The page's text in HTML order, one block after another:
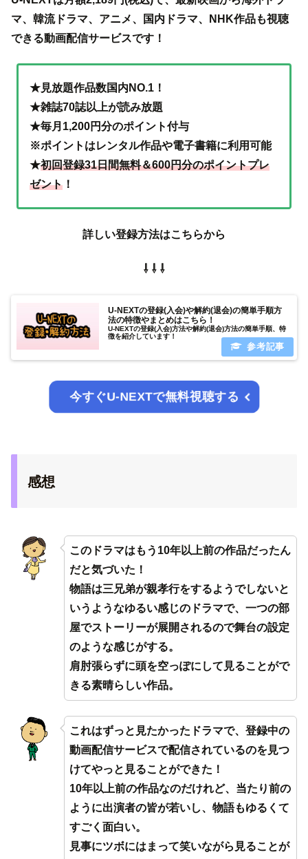
マ、韓流ドラマ、アニメ、国内ドラマ、NHK作品も視聴
できる動画配信サービスです！
★見放題作品数国内NO.1！
★雑誌70誌以上が読み放題
★毎月1,200円分のポイント付与
※ポイントはレンタル作品や電子書籍に利用可能
★初回登録31日間無料＆600円分のポイントプレ
ゼント ！
詳しい登録方法はこちらから
⇩ ⇩ ⇩
U-NEXTの登録(入会)や解約(退会)の簡単手順方
法の特徴やまとめはこちら！
U-NEXTの登録(入会)方法や解約(退会)方法の簡単手順、特
徴を紹介しています！
今すぐU-NEXTで無料視聴する
感想
このドラマはもう10年以上前の作品だったん
だと気づいた！
物語は三兄弟が親孝行をするようでしないと
いうようなゆるい感じのドラマで、一つの部
屋でストーリーが展開されるので舞台の設定
のような感じがする。
肩肘張らずに頭を空っぽにして見ることがで
きる素晴らしい作品。
これはずっと見たかったドラマで、登録中の
動画配信サービスで配信されているのを見つ
けてやっと見ることができた！
10年以上前の作品なのだけれど、当たり前の
ように出演者の皆が若いし、物語もゆるくて
すごく面白い。
見事にツボにはまって笑いながら見ることが